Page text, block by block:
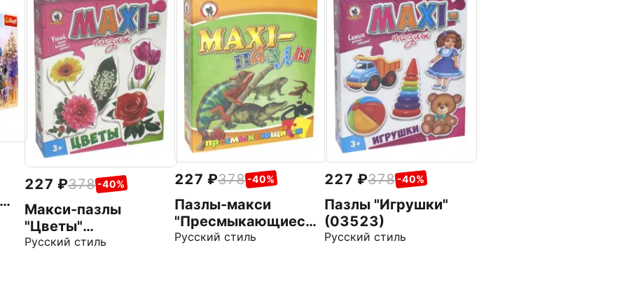
227 378 -40%
Макси-пазлы
"Цветы"
(50234/03534)
Русский стиль
227 378 -40%
Пазлы-макси
"Пресмыкающиеся"
(50229/03529)
Русский стиль
227 378 -40%
Пазлы "Игрушки"
(03523)
Русский стиль